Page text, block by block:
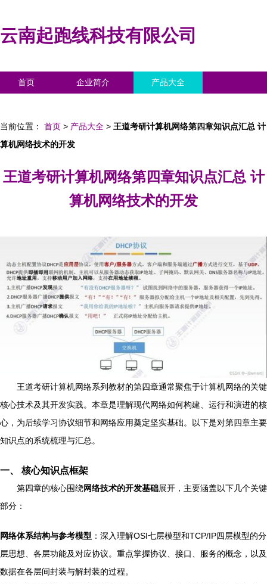
云南起跑线科技有限公司
首页 企业简介 产品大全
当前位置： 首页 > 产品大全 > 王道考研计算机网络第四章知识点汇总 计
算机网络技术的开发
王道考研计算机网络第四章知识点汇总 计
算机网络技术的开发
王道考研计算机网络系列教材的第四章通常聚焦于计算机网络的关键
核心技术及其开发实践。本章是理解现代网络如何构建、运行和演进的核
心，为后续学习协议细节和网络应用奠定坚实基础。以下是对第四章主要
知识点的系统梳理与汇总。
一、 核心知识点框架
第四章的核心围绕网络技术的开发基础展开，主要涵盖以下几个关键
部分：
网络体系结构与参考模型 ：深入理解OSI七层模型和TCP/IP四层模型的分
层思想、各层功能及对应协议。重点掌握协议、接口、服务的概念，以及
数据在各层间封装与解封装的过程。